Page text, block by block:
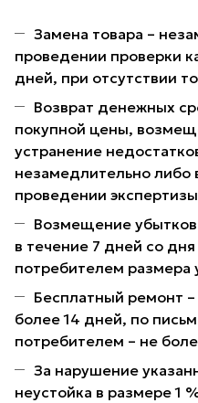
Замена товара –
проведении проверки
дней, при отсутствии
Возврат денежных
покупной цены,
устранение
незамедлительно либо
проведении
Возмещение
в течение 7 дней со
потребителем размера
Бесплатный ремонт
более 14 дней, по
потребителем – не
За нарушение
неустойка в размере 1